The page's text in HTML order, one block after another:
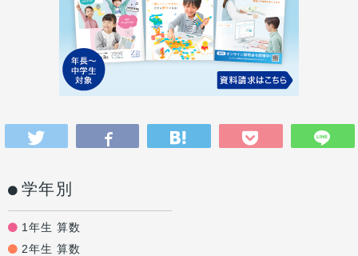
学年別
1年生 算数
2年生 算数